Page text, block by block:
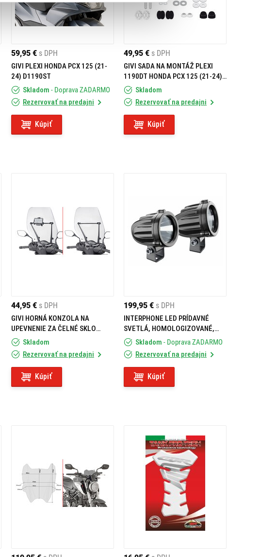
59,95 € s DPH
GIVI PLEXI HONDA PCX 125 (21-
24) D1190ST
Skladom - Doprava ZADARMO
Rezervovať na predajni
Kúpiť
49,95 € s DPH
GIVI SADA NA MONTÁŽ PLEXI
1190DT HONDA PCX 125 (21-24)
D1190KIT
Skladom
Rezervovať na predajni
Kúpiť
44,95 € s DPH
GIVI HORNÁ KONZOLA NA
UPEVNENIE ZA ČELNÉ SKLO
FB1181Skladom
Rezervovať na predajni
Kúpiť
199,95 € s DPH
INTERPHONE LED PRÍDAVNÉ
SVETLÁ, HOMOLOGIZOVANÉ,
ČIERNESkladom - Doprava ZADARMO
Rezervovať na predajni
Kúpiť